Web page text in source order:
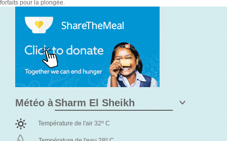
forfaits pour la plongée.
Météo à
Température de l'air 32o C
o